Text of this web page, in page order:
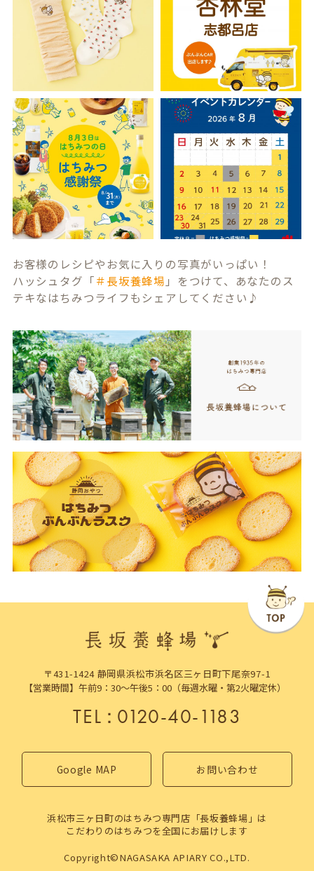
お客様のレシピやお気に入りの写真がいっぱい！
ハッシュタグ「＃長坂養蜂場 」をつけて、あなたのス
テキなはちみつライフもシェアしてください♪
〒431-1424 静岡県浜松市浜名区三ヶ日町下尾奈97-1
【営業時間】午前9：30～午後5：00（毎週水曜・第2火曜定休）
TEL：0120-40-1183
Google MAP お問い合わせ
浜松市三ヶ日町のはちみつ専門店「長坂養蜂場」は
こだわりのはちみつを全国にお届けします
Copyright©NAGASAKA APIARY CO.,LTD.